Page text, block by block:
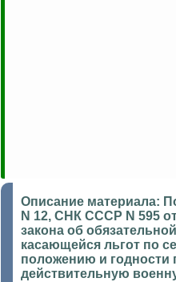
Описание материала:
N 12, СНК СССР N 595
закона об
касающейся льгот по
положению и
действительную